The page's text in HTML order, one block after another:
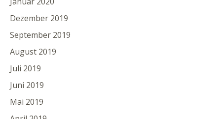
Dezember 2019
September 2019
August 2019
Juli 2019
Juni 2019
Mai 2019